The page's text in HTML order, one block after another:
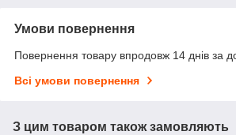
Умови повернення
Повернення товару впродовж 14 днів за
Всі умови повернення
З цим товаром також замовляють